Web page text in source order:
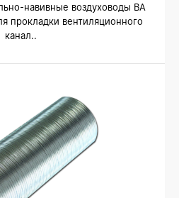
навивные воздуховоды ВА
прокладки вентиляционного
канал..